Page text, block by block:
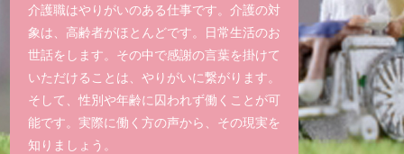
介護職はやりがいのある仕事です。介護の対
象は、高齢者がほとんどです。日常生活のお
世話をします。その中で感謝の言葉を掛けて
いただけることは、やりがいに繋がります。
そして、性別や年齢に囚われず働くことが可
能です。実際に働く方の声から、その現実を
知りましょう。